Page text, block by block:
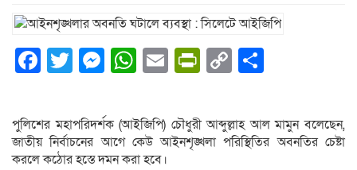
Facebook
Twitter
Messenger
WhatsApp
EmailPrintFriendly
Copy
পুলিশের মহাপরিদর্শক (আইজিপি) চৌধুরী আব্দুল্লাহ আল মামুন বলেছেন,
জাতীয় নির্বাচনের আগে কেউ আইনশৃঙ্খলা পরিস্থিতির অবনতির চেষ্টা
করলে কঠোর হস্তে দমন করা হবে।